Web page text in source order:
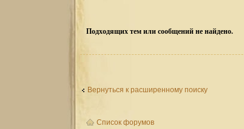
Подходящих тем или сообщений не найдено.
Вернуться к расширенному поиску
Список форумов